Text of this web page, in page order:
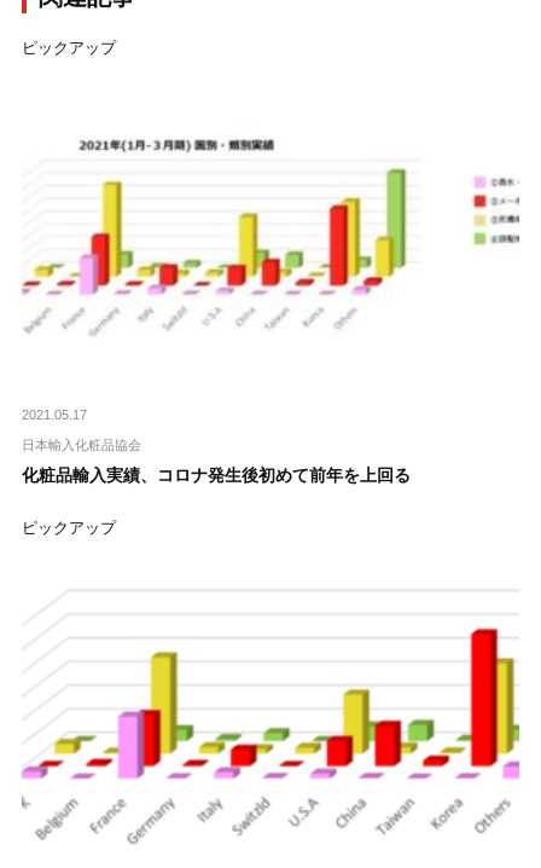
ピックアップ
2021.05.17
日本輸入化粧品協会
化粧品輸入実績、コロナ発生後初めて前年を上回る
ピックアップ